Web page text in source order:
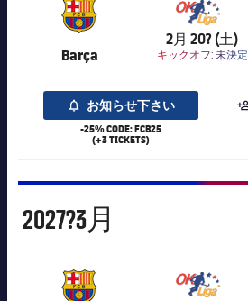
Barça
7,016
2月 20? (土)
キックオフ: 未決定
お知らせ下さい
-25% CODE: FCB25
(+3 TICKETS)
3月
2027?3月
7,016